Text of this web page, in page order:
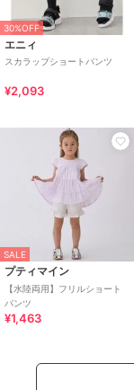
30%OFF
エニィ
スカラップショートパンツ
¥2,093
SALE
プティマイン
【水陸両用】フリルショート
パンツ
¥1,463